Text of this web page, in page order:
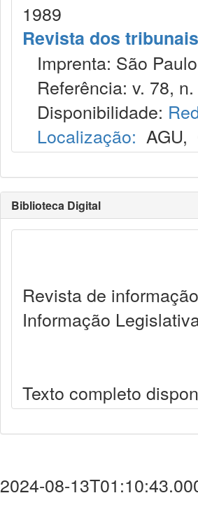
1989
Revista dos tribunais
Imprenta: São
Referência: v. 78,
Disponibilidade:
Localização: AGU,
Biblioteca Digital
Revista de
Informação
Texto completo
2024-08-